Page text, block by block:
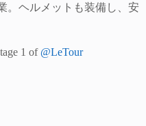
。ヘルメットも装備し、安
1 of @LeTour